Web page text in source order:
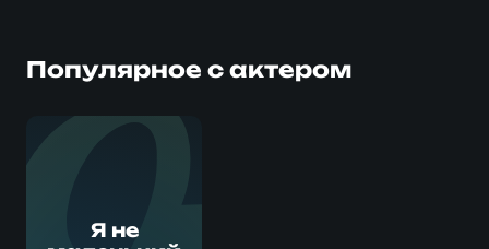
Популярное с актером
Я не